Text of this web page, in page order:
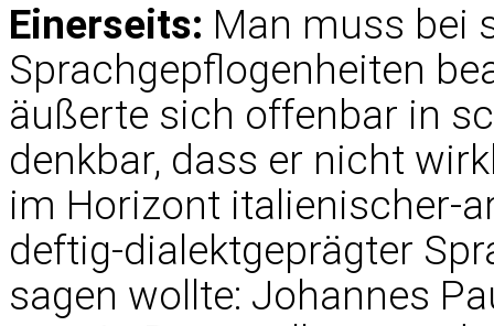
Einerseits: Man muss bei
Sprachgepflogenheiten
äußerte sich offenbar in
denkbar, dass er nicht
im Horizont italienischer-
deftig-dialektgeprägter
sagen wollte: Johannes